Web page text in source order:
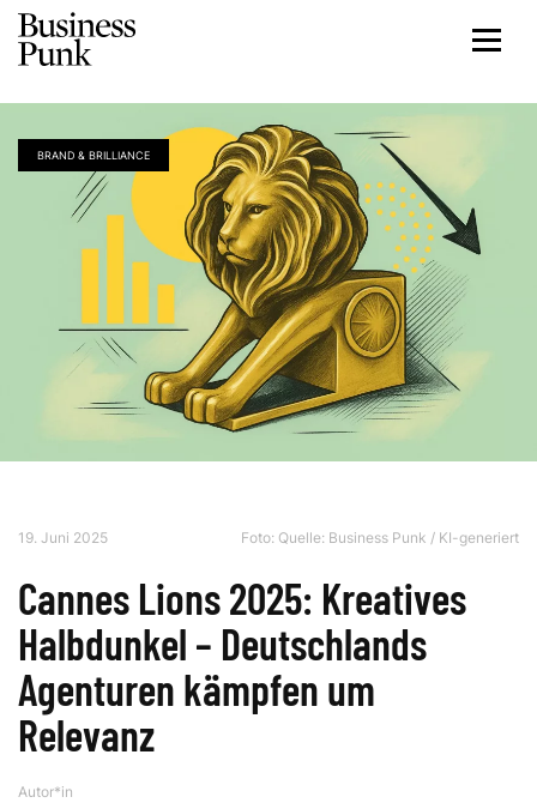
BRAND & BRILLIANCE
19. Juni 2025 Foto: Quelle: Business Punk / KI-generiert
Cannes Lions 2025: Kreatives
Halbdunkel – Deutschlands
Agenturen kämpfen um
Relevanz
Autor*in